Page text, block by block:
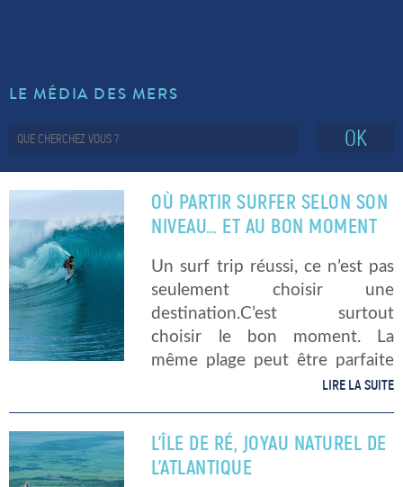
LE MÉDIA DES MERS
OK
OÙ PARTIR SURFER SELON SON
NIVEAU… ET AU BON MOMENT
Un surf trip réussi, ce n’est pas
seulement choisir une
destination.C’est surtout
choisir le bon moment. La
même plage peut être parfaite
pour un débutant… ou
quelques mois plus tard. La clé,
c’est de comprendre les saisons
de houle […]
LIRE LA SUITE
L’ÎLE DE RÉ, JOYAU NATUREL DE
L’ATLANTIQUE